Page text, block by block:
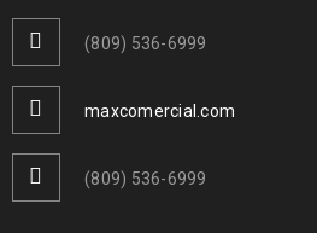
(809) 536-6999
maxcomercial.com
(809) 536-6999